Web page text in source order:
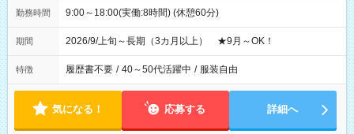
勤務時間 9:00～18:00(実働:8時間) (休憩60分)
期間 2026/9/上旬～長期（3カ月以上） ★9月～OK！
特徴 履歴書不要 / 40～50代活躍中 / 服装自由
気になる！ 応募する 詳細へ